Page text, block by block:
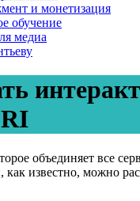
и монетизация
обучение
медиа
объединяет все
известно, можно